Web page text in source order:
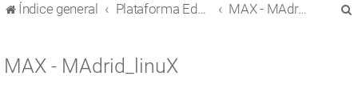
Índice general Plataforma Educativa EducaMadrid MAX - MAdrid_linuX
MAX - MAdrid_linuX